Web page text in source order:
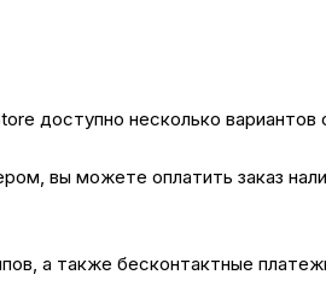
доступно несколько вариантов
вы можете оплатить заказ
а также бесконтактные